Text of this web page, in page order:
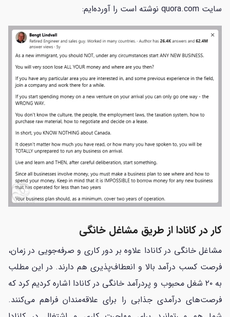
سایت quora.com نوشته است را آورده‌ایم:
کار در کانادا از طریق مشاغل خانگی
مشاغل خانگی در کانادا علاوه بر دور کاری و صرفه‌جویی در زمان،
فرصت کسب درآمد بالا و انعطاف‌پذیری هم دارند. در این مطلب
به ۲۰ شغل محبوب و پردرآمد خانگی در کانادا اشاره کردیم کرد که
فرصت‌های درآمدی جذابی را برای علاقه‌مندان فراهم می‌کنند.